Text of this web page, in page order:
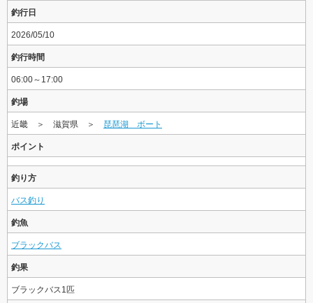
釣行日
2026/05/10
釣行時間
06:00～17:00
釣場
近畿 ＞ 滋賀県 ＞ 琵琶湖 ボート
ポイント
釣り方
バス釣り
釣魚
ブラックバス
釣果
ブラックバス1匹